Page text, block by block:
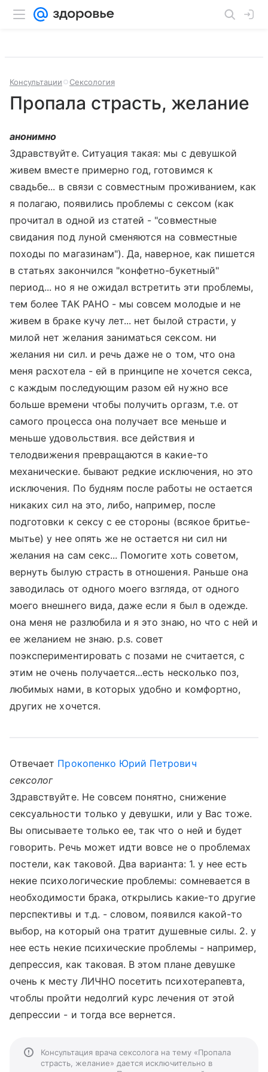
Консультации Сексология
Пропала страсть, желание
анонимно
Здравствуйте. Ситуация такая: мы с девушкой
живем вместе примерно год, готовимся к
свадьбе... в связи с совместным проживанием, как
я полагаю, появились проблемы с сексом (как
прочитал в одной из статей - "совместные
свидания под луной сменяются на совместные
походы по магазинам"). Да, наверное, как пишется
в статьях закончился "конфетно-букетный"
период... но я не ожидал встретить эти проблемы,
тем более ТАК РАНО - мы совсем молодые и не
живем в браке кучу лет... нет былой страсти, у
милой нет желания заниматься сексом. ни
желания ни сил. и речь даже не о том, что она
меня расхотела - ей в принципе не хочется секса,
с каждым последующим разом ей нужно все
больше времени чтобы получить оргазм, т.е. от
самого процесса она получает все меньше и
меньше удовольствия. все действия и
телодвижения превращаются в какие-то
механические. бывают редкие исключения, но это
исключения. По будням после работы не остается
никаких сил на это, либо, например, после
подготовки к сексу с ее стороны (всякое бритье-
мытье) у нее опять же не остается ни сил ни
желания на сам секс... Помогите хоть советом,
вернуть былую страсть в отношения. Раньше она
заводилась от одного моего взгляда, от одного
моего внешнего вида, даже если я был в одежде.
она меня не разлюбила и я это знаю, но что с ней и
ее желанием не знаю. p.s. совет
поэкспериментировать с позами не считается, с
этим не очень получается...есть несколько поз,
любимых нами, в которых удобно и комфортно,
других не хочется.
Отвечает Прокопенко Юрий Петрович
сексолог
Здравствуйте. Не совсем понятно, снижение
сексуальности только у девушки, или у Вас тоже.
Вы описываете только ее, так что о ней и будет
говорить. Речь может идти вовсе не о проблемах
постели, как таковой. Два варианта: 1. у нее есть
некие психологические проблемы: сомневается в
необходимости брака, открылись какие-то другие
перспективы и т.д. - словом, появился какой-то
выбор, на который она тратит душевные силы. 2. у
нее есть некие психические проблемы - например,
депрессия, как таковая. В этом плане девушке
очень к месту ЛИЧНО посетить психотерапевта,
чтоблы пройти недолгий курс лечения от этой
депрессии - и тогда все вернется.
Консультация врача сексолога на тему «Пропала
страсть, желание» дается исключительно в